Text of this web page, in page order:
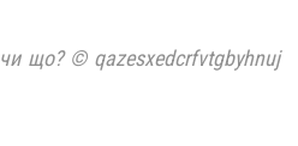
що? © qazesxedcrfvtgbyhnuj